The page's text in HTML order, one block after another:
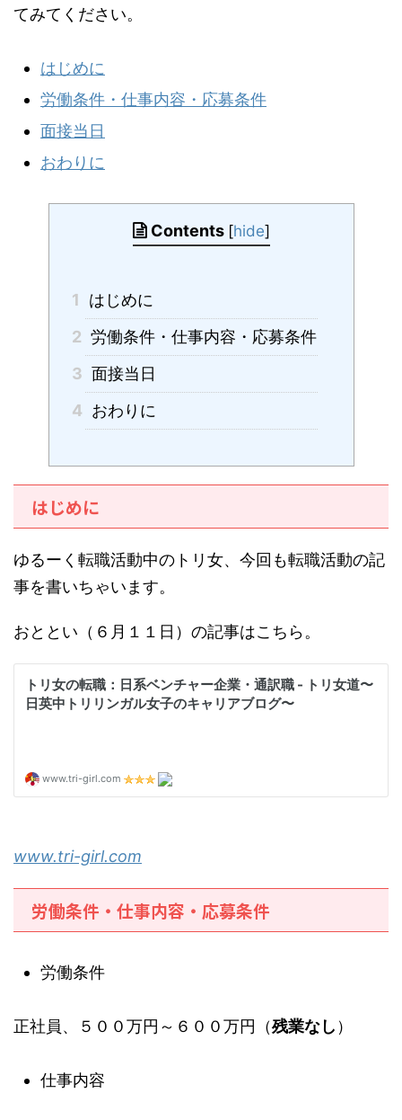
てみてください。
はじめに
労働条件・仕事内容・応募条件
面接当日
おわりに
Contents [hide]
1
はじめに
2 労働条件・仕事内容・応募条件
3 面接当日
4 おわりに
はじめに
ゆるーく転職活動中のトリ女、今回も転職活動の記
事を書いちゃいます。
おととい（６月１１日）の記事はこちら。
www.tri-girl.com
労働条件・仕事内容・応募条件
労働条件
正社員、５００万円～６００万円（残業なし ）
仕事内容